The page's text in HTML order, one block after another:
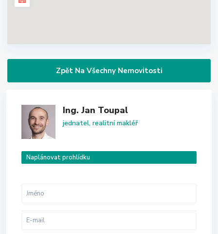
Zpět Na Všechny Nemovitosti
Ing. Jan Toupal
jednatel, realitní makléř
Naplánovat prohlídku